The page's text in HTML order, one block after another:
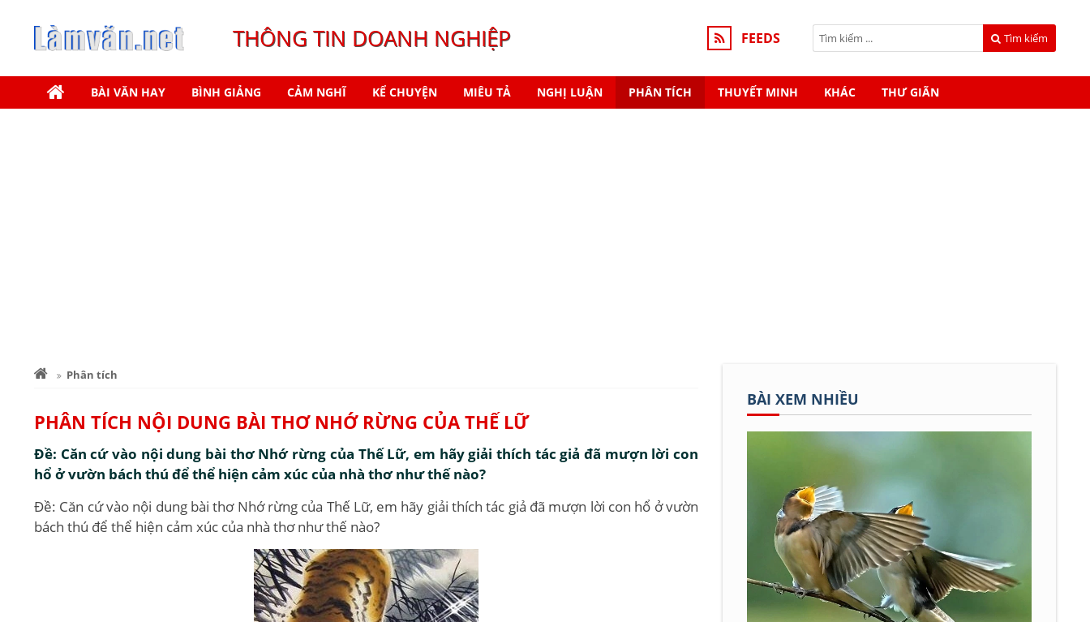
THÔNG TIN DOANH NGHIỆP FEEDS Tìm kiếm
BÀI VĂN HAY BÌNH GIẢNG CẢM NGHĨ KỂ CHUYỆN MIÊU TẢ NGHỊ LUẬN PHÂN TÍCH THUYẾT MINH KHÁC THƯ GIÃN
Phân tích
PHÂN TÍCH NỘI DUNG BÀI THƠ NHỚ RỪNG CỦA THẾ LỮ
Đề: Căn cứ vào nội dung bài thơ Nhớ rừng của Thế Lữ, em hãy giải thích tác giả đã mượn lời con
hổ ở vườn bách thú để thể hiện cảm xúc của nhà thơ như thế nào?
Đề: Căn cứ vào nội dung bài thơ Nhớ rừng của Thế Lữ, em hãy giải thích tác giả đã mượn lời con hổ ở vườn
bách thú để thể hiện cảm xúc của nhà thơ như thế nào?
BÀI XEM NHIỀU